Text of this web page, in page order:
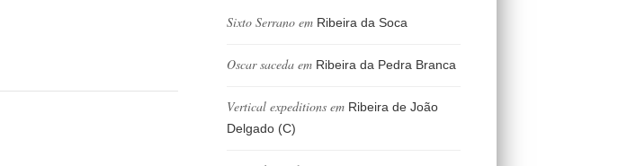
Sixto Serrano em Ribeira da Soca
Oscar saceda em Ribeira da Pedra Branca
Vertical expeditions em Ribeira de João
Delgado (C)